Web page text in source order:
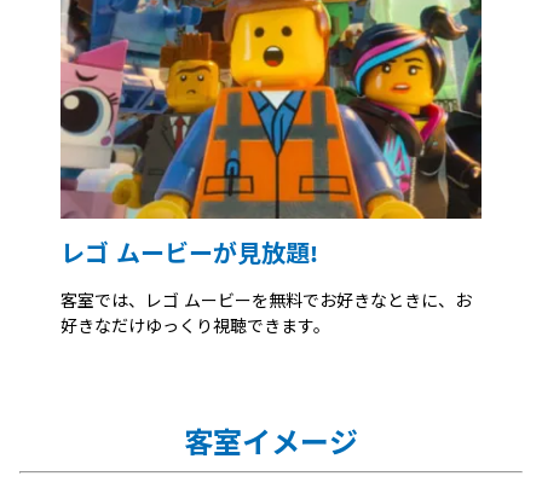
レゴ ムービーが見放題!
客室では、レゴ ムービーを無料でお好きなときに、お
好きなだけゆっくり視聴できます。
客室イメージ